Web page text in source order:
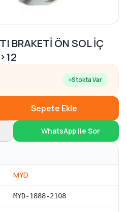
BRAKETİ ÖN SOL İÇ
Stokta Var
Sepete Ekle
WhatsApp ile Sor
MYD
MYD-1888-2108